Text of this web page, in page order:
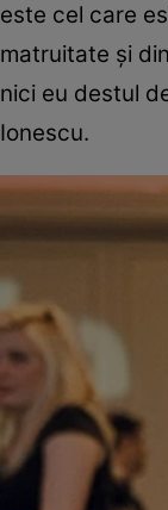
este cel care
matruitate și
nici eu destul
Ionescu.